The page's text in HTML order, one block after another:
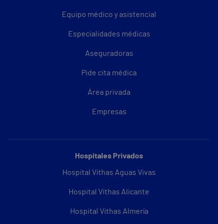
Equipo médico y asistencial
Especialidades médicas
Aseguradoras
Pide cita médica
Área privada
Empresas
Hospitales Privados
Hospital Vithas Aguas Vivas
Hospital Vithas Alicante
Hospital Vithas Almería